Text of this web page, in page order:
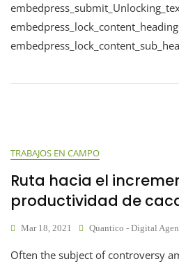
TRABAJOS EN CAMPO
Ruta hacia el
productividad de
Mar 18, 2021 Quantico - Digital
Often the subject of controversy